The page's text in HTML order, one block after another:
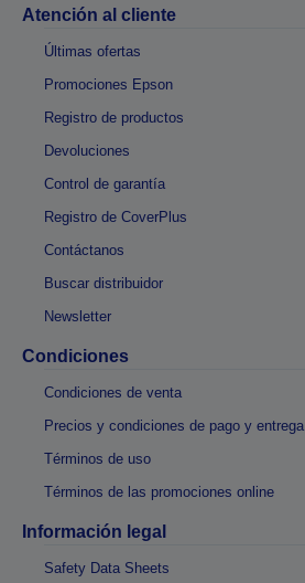
Atención al cliente
Últimas ofertas
Promociones Epson
Registro de productos
Devoluciones
Control de garantía
Registro de CoverPlus
Contáctanos
Buscar distribuidor
Newsletter
Condiciones
Condiciones de venta
Precios y condiciones de pago y entrega
Términos de uso
Términos de las promociones online
Información legal
Safety Data Sheets